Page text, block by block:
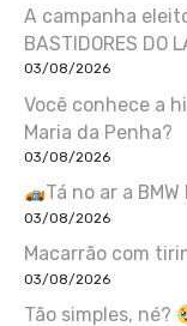
A campanha
BASTIDORES DO
03/08/2026
Você conhece a
Maria da Penha?
03/08/2026
Tá no ar a BMW
03/08/2026
Macarrão com
03/08/2026
Tão simples, né?